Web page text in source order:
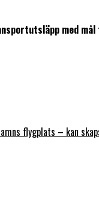
med
flygplats – kan